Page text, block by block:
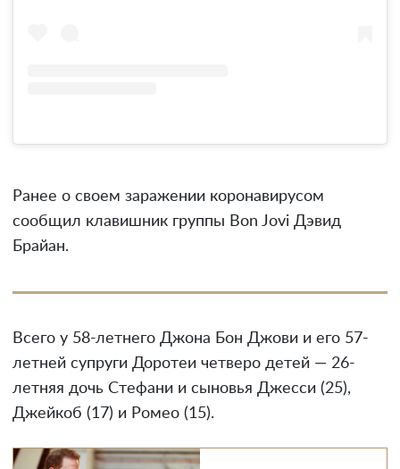
Ранее о своем заражении коронавирусом
сообщил клавишник группы Bon Jovi Дэвид
Брайан.
Всего у 58-летнего Джона Бон Джови и его 57-
летней супруги Доротеи четверо детей — 26-
летняя дочь Стефани и сыновья Джесси (25),
Джейкоб (17) и Ромео (15).